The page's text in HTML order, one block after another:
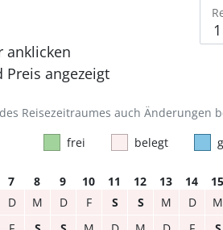
anklicken
angezeigt
Reisezeitraumes auch
frei
belegt
7 8 9 10 11 12 13 14 15
D M D F S S M D M